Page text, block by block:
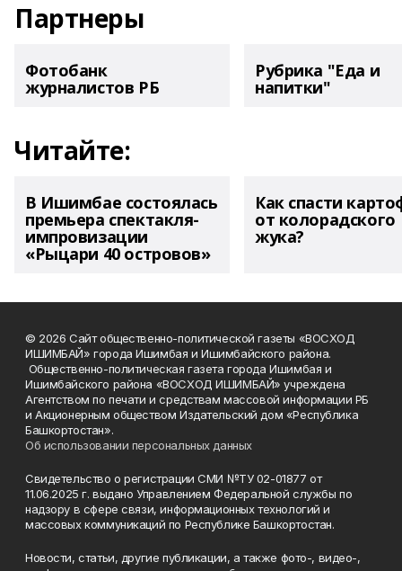
Партнеры
Фотобанк
журналистов РБ
Рубрика "Еда и
напитки"
Читайте:
В Ишимбае состоялась
премьера спектакля-
импровизации
«Рыцари 40 островов»
Как спасти
от колорадского
жука?
© 2026 Сайт общественно-политической газеты «ВОСХОД
ИШИМБАЙ» города Ишимбая и Ишимбайского района.
Общественно-политическая газета города Ишимбая и
Ишимбайского района «ВОСХОД ИШИМБАЙ» учреждена
Агентством по печати и средствам массовой информации РБ
и Акционерным обществом Издательский дом «Республика
Башкортостан».
Об использовании персональных данных
Свидетельство о регистрации СМИ №ТУ 02-01877 от
11.06.2025 г. выдано Управлением Федеральной службы по
надзору в сфере связи, информационных технологий и
массовых коммуникаций по Республике Башкортостан.
Новости, статьи, другие публикации, а также фото-, видео-,